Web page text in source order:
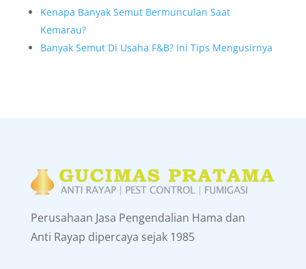
Kenapa Banyak Semut Bermunculan Saat
Kemarau?
Banyak Semut Di Usaha F&B? Ini Tips Mengusirnya
Perusahaan Jasa Pengendalian Hama dan
Anti Rayap dipercaya sejak 1985